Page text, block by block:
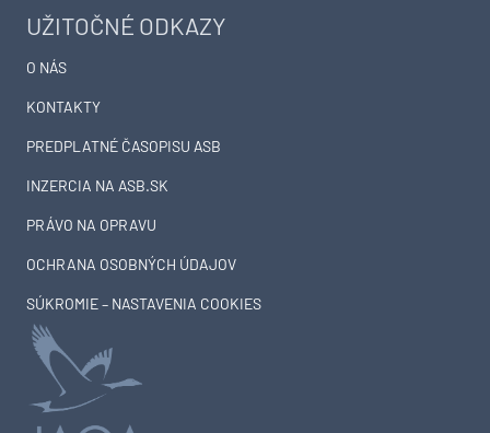
UŽITOČNÉ ODKAZY
O NÁS
KONTAKTY
PREDPLATNÉ ČASOPISU ASB
INZERCIA NA ASB.SK
PRÁVO NA OPRAVU
OCHRANA OSOBNÝCH ÚDAJOV
SÚKROMIE – NASTAVENIA COOKIES